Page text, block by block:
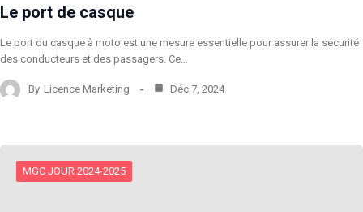
Le port de casque
Le port du casque à moto est une mesure essentielle pour assurer la sécurité
des conducteurs et des passagers. Ce…
By Licence Marketing Déc 7, 2024
MGC JOUR 2024-2025